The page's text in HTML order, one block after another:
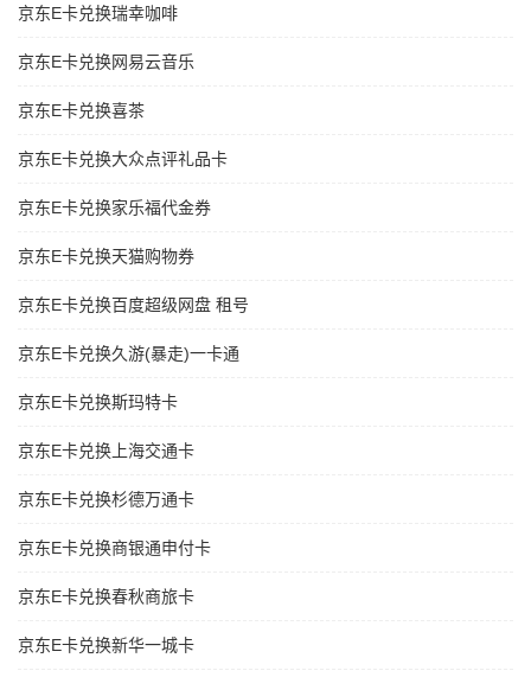
京东E卡兑换瑞幸咖啡
京东E卡兑换网易云音乐
京东E卡兑换喜茶
京东E卡兑换大众点评礼品卡
京东E卡兑换家乐福代金券
京东E卡兑换天猫购物券
京东E卡兑换百度超级网盘 租号
京东E卡兑换久游(暴走)一卡通
京东E卡兑换斯玛特卡
京东E卡兑换上海交通卡
京东E卡兑换杉德万通卡
京东E卡兑换商银通申付卡
京东E卡兑换春秋商旅卡
京东E卡兑换新华一城卡